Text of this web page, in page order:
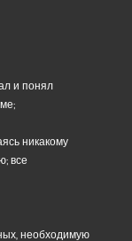
Via Archimede, 10 -
ЦЕЛЬ
как: имя,
телефона),
формы
и понял
никакому
все
необходимую